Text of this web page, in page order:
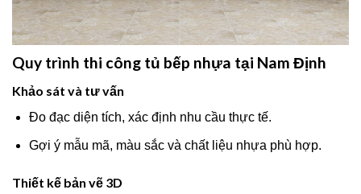
Quy trình thi công tủ bếp nhựa tại Nam Định
Khảo sát và tư vấn
Đo đạc diện tích, xác định nhu cầu thực tế.
Gợi ý mẫu mã, màu sắc và chất liệu nhựa phù hợp.
Thiết kế bản vẽ 3D